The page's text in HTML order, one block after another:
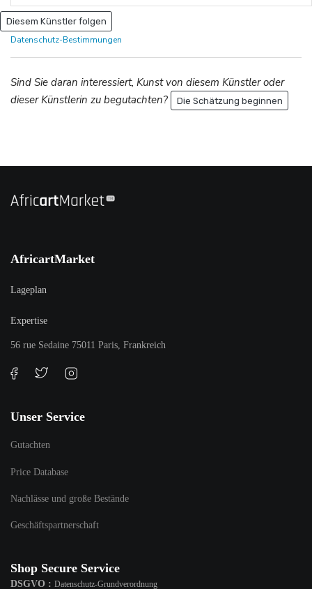
Diesem Künstler folgen
Datenschutz-Bestimmungen
Sind Sie daran interessiert, Kunst von diesem Künstler oder
dieser Künstlerin zu begutachten?
Die Schätzung beginnen
AfricartMarket
Lageplan
Expertise
56 rue Sedaine 75011 Paris, Frankreich
Unser Service
Gutachten
Price Database
Nachlässe und große Bestände
Geschäftspartnerschaft
Shop Secure Service
DSGVO : Datenschutz-Grundverordnung